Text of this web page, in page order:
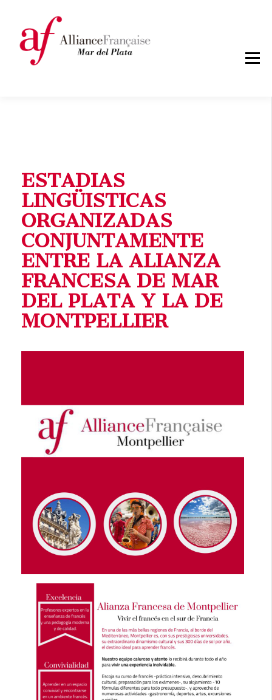
content
ESTADIAS
LINGÜISTICAS
ORGANIZADAS
CONJUNTAMENTE
ENTRE LA ALIANZA
FRANCESA DE MAR
DEL PLATA Y LA DE
MONTPELLIER